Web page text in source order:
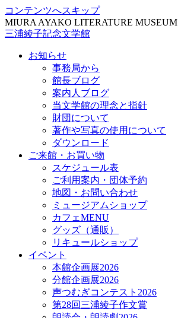
コンテンツへスキップ
MIURA AYAKO LITERATURE MUSEUM
三浦綾子記念文学館
お知らせ
事務局から
館長ブログ
案内人ブログ
当文学館の理念と指針
財団について
著作や写真の使用について
ダウンロード
ご来館・お買い物
スケジュール表
ご利用案内・団体予約
地図・お問い合わせ
ミュージアムショップ
カフェMENU
グッズ（通販）
リキュールショップ
イベント
本館企画展2026
分館企画展2026
声つむぎコンテスト2026
第28回三浦綾子作文賞